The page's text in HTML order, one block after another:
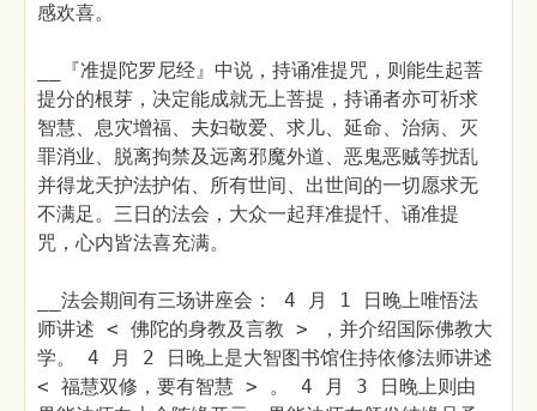
感欢喜。
『准提陀罗尼经』中说，持诵准提咒，则能生起菩
提分的根芽，决定能成就无上菩提，持诵者亦可祈求
智慧、息灾增福、夫妇敬爱、求儿、延命、治病、灭
罪消业、脱离拘禁及远离邪魔外道、恶鬼恶贼等扰乱
并得龙天护法护佑、所有世间、出世间的一切愿求无
不满足。三日的法会，大众一起拜准提忏、诵准提
咒，心内皆法喜充满。
法会期间有三场讲座会： 4 月 1 日晚上唯悟法
师讲述 < 佛陀的身教及言教 > ，并介绍国际佛教大
学。 4 月 2 日晚上是大智图书馆住持依修法师讲述
< 福慧双修，要有智慧 > 。 4 月 3 日晚上则由